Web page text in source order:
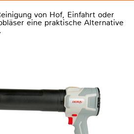
von Hof, Einfahrt oder
eine praktische Alternative